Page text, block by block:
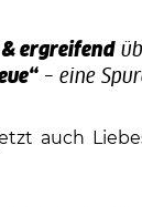
ergreifend
– eine
auch